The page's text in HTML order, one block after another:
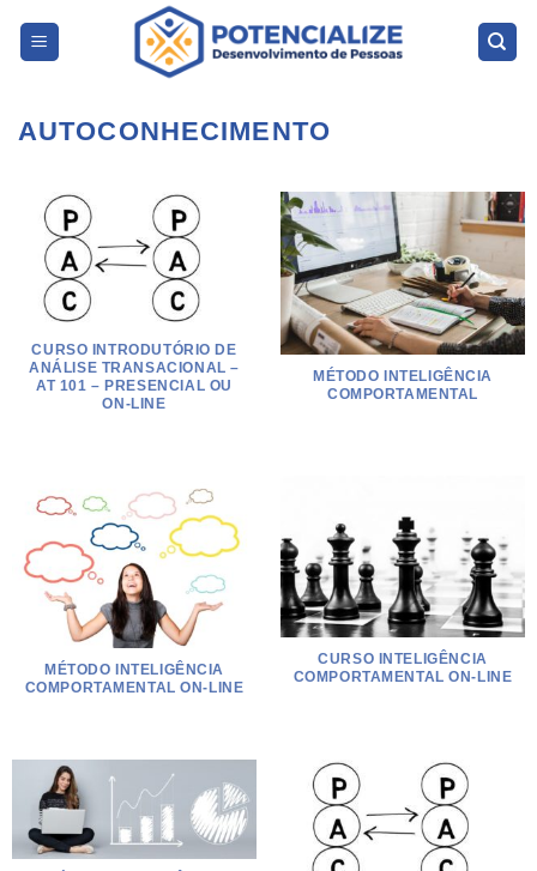
AUTOCONHECIMENTO
CURSO INTRODUTÓRIO DE
ANÁLISE TRANSACIONAL –
AT 101 – PRESENCIAL OU
ON-LINE
MÉTODO INTELIGÊNCIA
COMPORTAMENTAL
MÉTODO INTELIGÊNCIA
COMPORTAMENTAL ON-LINE
CURSO INTELIGÊNCIA
COMPORTAMENTAL ON-LINE